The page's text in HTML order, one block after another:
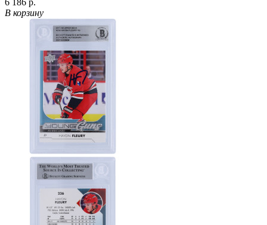
6 186 р.
В корзину